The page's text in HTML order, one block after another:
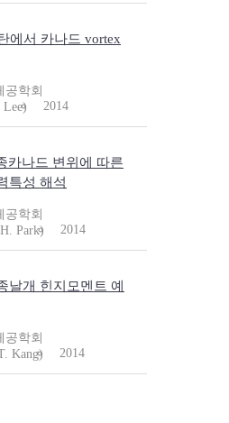
에서 카나드 vortex
공학회
2014
카나드 변위에 따른
특성 해석
공학회
Park)
2014
날개 힌지모멘트 예
공학회
Kang)
2014